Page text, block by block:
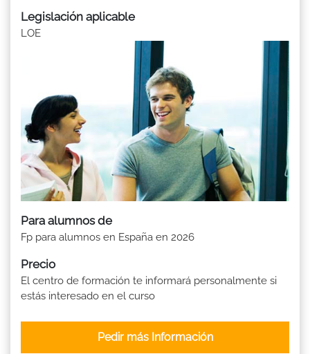
Legislación aplicable
LOE
Para alumnos de
Fp para alumnos en España en 2026
Precio
El centro de formación te informará personalmente si
estás interesado en el curso
Pedir más Información